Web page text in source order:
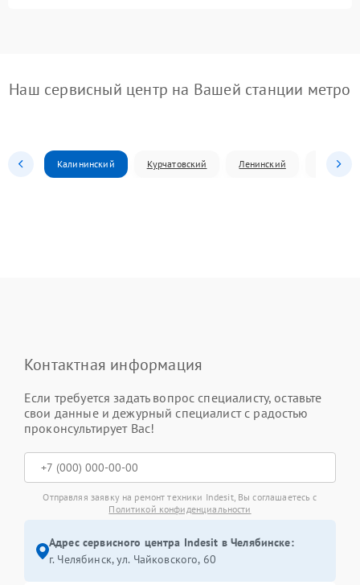
Наш сервисный центр на Вашей станции метро
Калининский Курчатовский Ленинский
Контактная информация
Если требуется задать вопрос специалисту, оставьте
свои данные и дежурный специалист с радостью
проконсультирует Вас!
Отправляя заявку на ремонт техники Indesit, Вы соглашаетесь с
Политикой конфиденциальности
Адрес сервисного центра Indesit в Челябинске:
г. Челябинск, ул. Чайковского, 60